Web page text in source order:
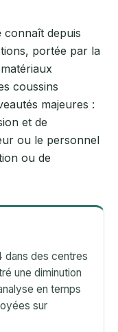
connaît depuis
portée par la
coussins
majeures :
et de
ou le personnel
ou de
dans des centres
une diminution
en temps
sur